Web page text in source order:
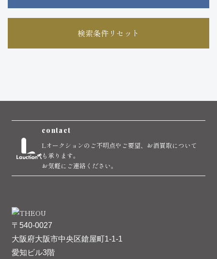
検索条件リセット
contact
Lオークションのご不明点やご要望、お酒買取について
も承ります。
お気軽にご連絡ください。
〒540-0027
大阪府大阪市中央区鎗屋町1-1-1
愛知ビル3階